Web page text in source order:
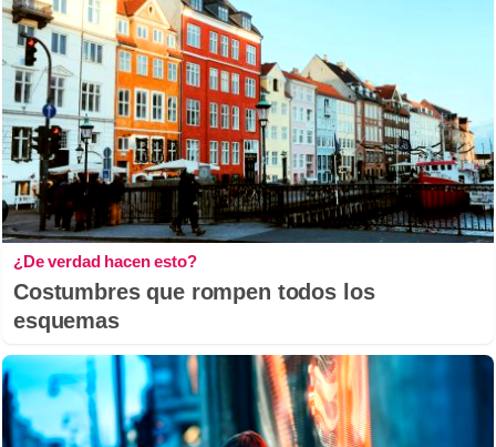
¿De verdad hacen esto?
Costumbres que rompen todos los
esquemas